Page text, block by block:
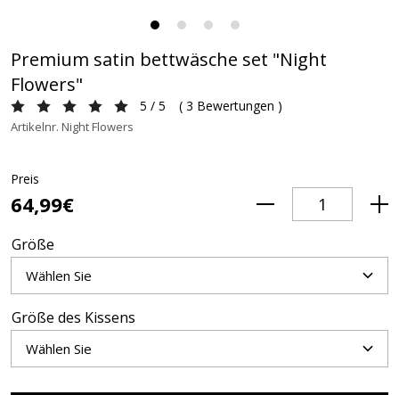
Premium satin bettwäsche set "Night
Flowers"
5 / 5 ( 3 Bewertungen )
Artikelnr. Night Flowers
Preis
64,99€
Größe
Größe des Kissens